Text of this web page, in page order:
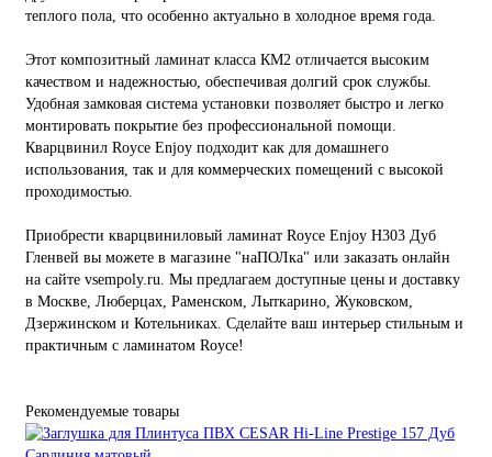
теплого пола, что особенно актуально в холодное время года.
Этот композитный ламинат класса КМ2 отличается высоким
качеством и надежностью, обеспечивая долгий срок службы.
Удобная замковая система установки позволяет быстро и легко
монтировать покрытие без профессиональной помощи.
Кварцвинил Royce Enjoy подходит как для домашнего
использования, так и для коммерческих помещений с высокой
проходимостью.
Приобрести кварцвиниловый ламинат Royce Enjoy Н303 Дуб
Гленвей вы можете в магазине "наПОЛка" или заказать онлайн
на сайте vsempoly.ru. Мы предлагаем доступные цены и доставку
в Москве, Люберцах, Раменском, Лыткарино, Жуковском,
Дзержинском и Котельниках. Сделайте ваш интерьер стильным и
практичным с ламинатом Royce!
Рекомендуемые товары